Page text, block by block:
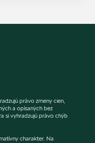
právo zmeny cien,
a opísaných bez
si vyhradzujú právo chýb
charakter. Na